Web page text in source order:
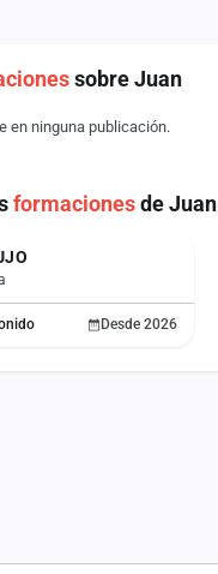
sobre Juan
en ninguna publicación.
formacionesde Juan
Desde 2026